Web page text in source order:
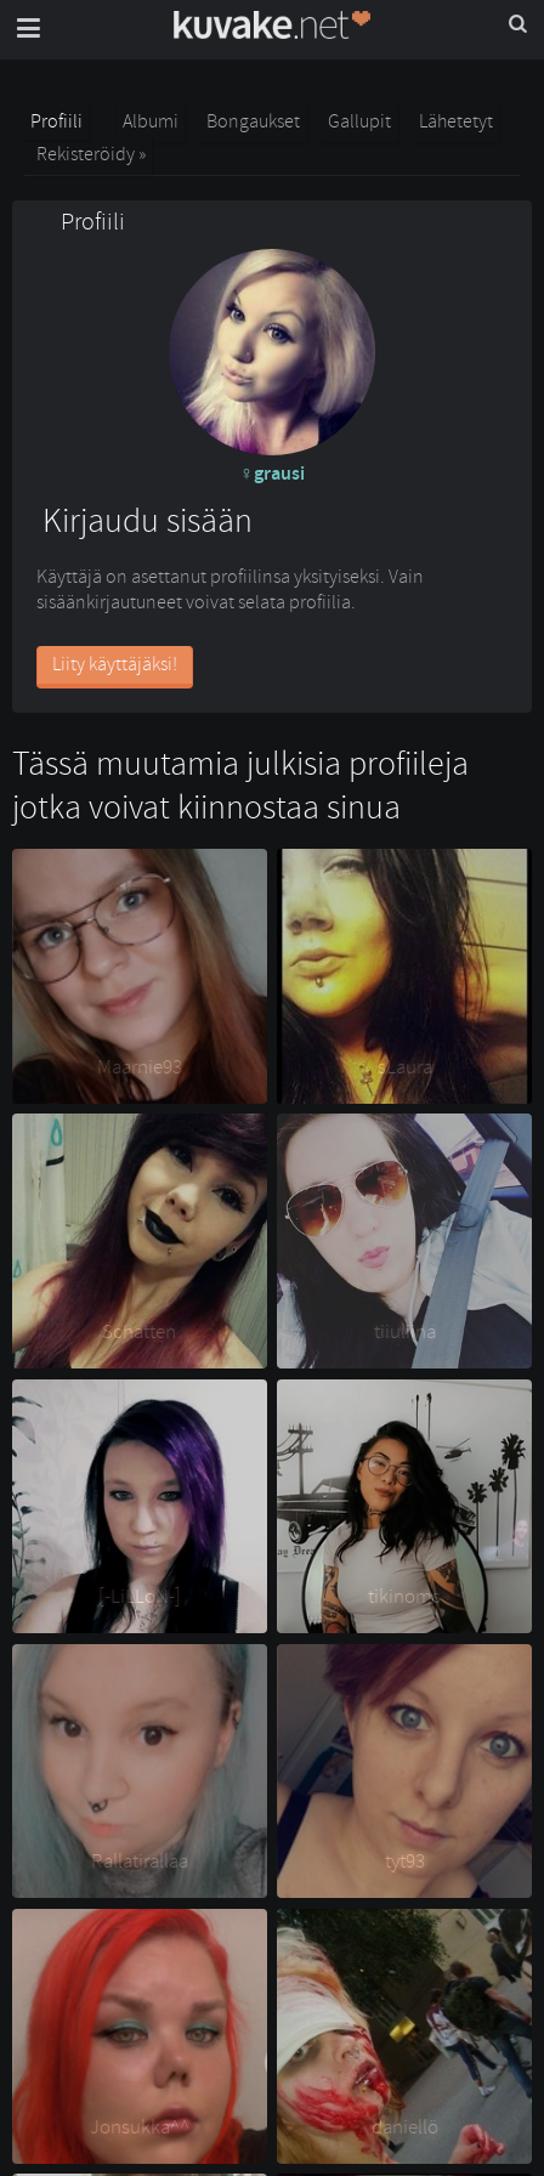
Profiili Albumi Bongaukset Gallupit
Lähetetyt
Rekisteröidy »
Profiili
grausi
Kirjaudu sisään
Käyttäjä on asettanut profiilinsa yksityiseksi. Vain
sisäänkirjautuneet voivat selata profiilia.
Liity käyttäjäksi!
Tässä muutamia julkisia profiileja
jotka voivat kiinnostaa sinua
Maarnie93 sLaura
Schatten tiiuliina
[-LiLLoN-] tikinoms
Rallatirallaa tyt93
Jonsukka^^ daniellö